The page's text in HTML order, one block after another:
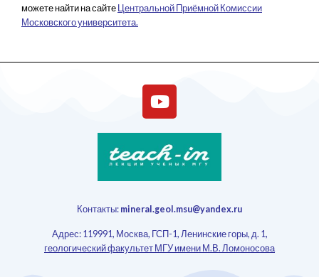
можете найти на сайте Центральной Приёмной Комиссии
Московского университета.
Контакты: mineral.geol.msu@yandex.ru
Адрес: 119991, Москва, ГСП-1, Ленинские горы, д. 1,
геологический факультет МГУ имени М.В. Ломоносова